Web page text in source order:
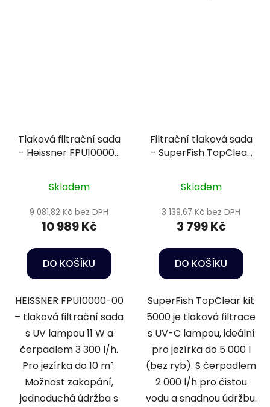
Tlaková filtrační sada
- Heissner FPU10000-
Skladem
9 081,82 Kč bez DPH
10 989 Kč
DO KOŠÍKU
HEISSNER FPU10000-00
– tlaková filtrační sada
s UV lampou 11 W a
čerpadlem 3 300 l/h.
Pro jezírka do 10 m³.
Možnost zakopání,
jednoduchá údržba s
Filtrační tlaková sada
- SuperFish TopClear
Skladem
3 139,67 Kč bez DPH
3 799 Kč
DO KOŠÍKU
SuperFish TopClear kit
5000 je tlaková filtrace
s UV-C lampou, ideální
pro jezírka do 5 000 l
(bez ryb). S čerpadlem
2 000 l/h pro čistou
vodu a snadnou údržbu.